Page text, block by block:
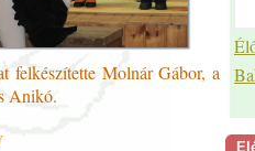
felkészítette Molnár Gábor, a
Anikó.